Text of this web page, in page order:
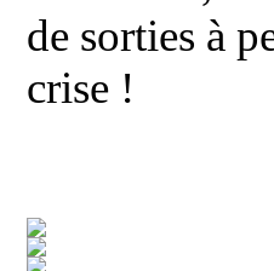
de sorties à
crise !